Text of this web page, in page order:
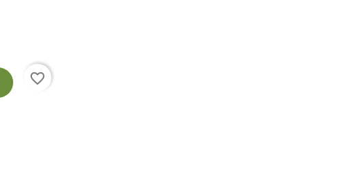
favorite_border